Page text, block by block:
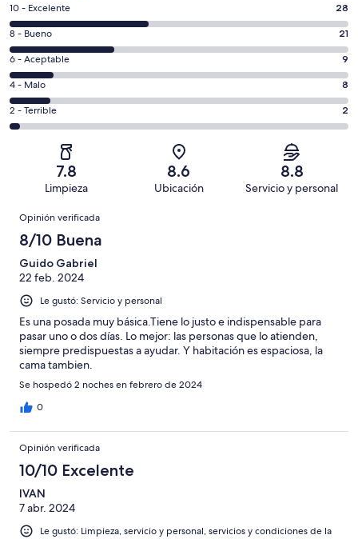
Puntuación
de
10,
es
decir,
Excelente.
Basada
en
opiniones
10 - Excelente 28
Puntuación
de
8,
es
decir,
Bueno.
opiniones
8 - Bueno 21
Puntuación
de
6,
es
decir,
Aceptable.
de
opiniones
6 - Aceptable 9
Puntuación
de
4,
Basada
de
opiniones
4 - Malo 8
Puntuación
de
Terrible.
Basada
de
68
opiniones
2 - Terrible 2
7.8
Limpieza
8.6
Ubicación
8.8
Servicio y personal
Opiniones
Opinión verificada
8/10 Buena
Guido Gabriel
22 feb. 2024
Le gustó: Servicio y personal
Es una posada muy básica.Tiene lo justo e indispensable para
pasar uno o dos días. Lo mejor: las personas que lo atienden,
siempre predispuestas a ayudar. Y habitación es espaciosa, la
cama tambien.
Se hospedó 2 noches en febrero de 2024
0
Opinión verificada
10/10 Excelente
IVAN
7 abr. 2024
Le gustó: Limpieza, servicio y personal, servicios y condiciones de la